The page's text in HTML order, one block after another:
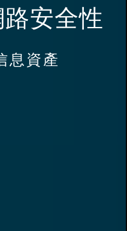
安全性
息資產